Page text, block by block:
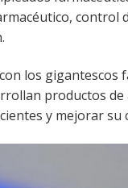
control
los
productos
y mejorar su